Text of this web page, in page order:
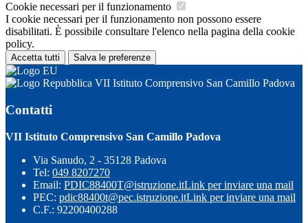
Cookie necessari per il funzionamento
I cookie necessari per il funzionamento non possono essere
disabilitati. È possibile consultare l'elenco nella pagina della cookie
policy.
Accetta tutti Salva le preferenze
VII Istituto Comprensivo San Camillo Padova
Contatti
VII Istituto Comprensivo San Camillo Padova
Via Sanudo, 2 - 35128 Padova
Tel: 049 8207270
Email: PDIC88400T@istruzione.itLink per inviare una mail
PEC: pdic88400t@pec.istruzione.itLink per inviare una mail
C.F.: 92200400288